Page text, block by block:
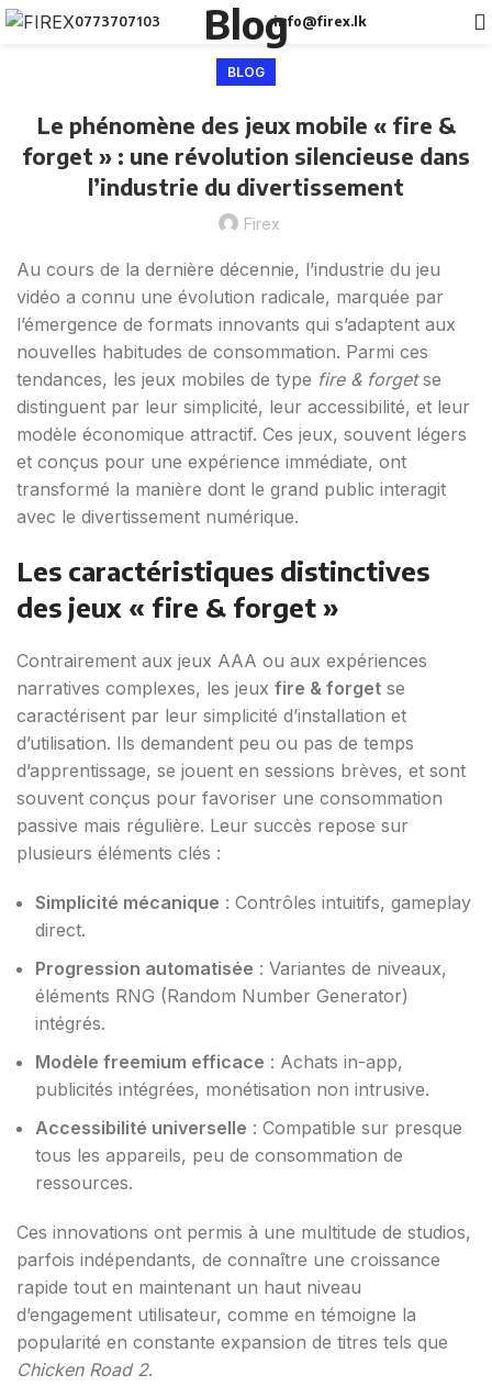
0773707103 info@firex.lk
Blog
BLOG
Le phénomène des jeux mobile « fire &
forget » : une révolution silencieuse dans
l’industrie du divertissement
Firex
Au cours de la dernière décennie, l’industrie du jeu
vidéo a connu une évolution radicale, marquée par
l’émergence de formats innovants qui s’adaptent aux
nouvelles habitudes de consommation. Parmi ces
tendances, les jeux mobiles de type fire & forgetse
distinguent par leur simplicité, leur accessibilité, et leur
modèle économique attractif. Ces jeux, souvent légers
et conçus pour une expérience immédiate, ont
transformé la manière dont le grand public interagit
avec le divertissement numérique.
Les caractéristiques distinctives
des jeux « fire & forget »
Contrairement aux jeux AAA ou aux expériences
narratives complexes, les jeux fire & forget se
caractérisent par leur simplicité d’installation et
d’utilisation. Ils demandent peu ou pas de temps
d’apprentissage, se jouent en sessions brèves, et sont
souvent conçus pour favoriser une consommation
passive mais régulière. Leur succès repose sur
plusieurs éléments clés :
Simplicité mécanique : Contrôles intuitifs, gameplay
direct.
Progression automatisée : Variantes de niveaux,
éléments RNG (Random Number Generator)
intégrés.
Modèle freemium efficace : Achats in-app,
publicités intégrées, monétisation non intrusive.
Accessibilité universelle : Compatible sur presque
tous les appareils, peu de consommation de
ressources.
Ces innovations ont permis à une multitude de studios,
parfois indépendants, de connaître une croissance
rapide tout en maintenant un haut niveau
d’engagement utilisateur, comme en témoigne la
popularité en constante expansion de titres tels que
Chicken Road 2.